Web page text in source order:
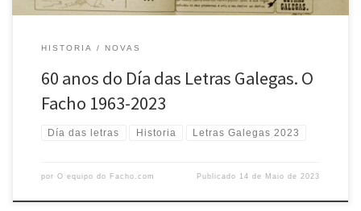
HISTORIA NOVAS
60 anos do Día das Letras Galegas. O
Facho 1963-2023
Día das letras Historia Letras Galegas 2023
por O equipo do Facho.com Publicado 14 de Maio de 2023